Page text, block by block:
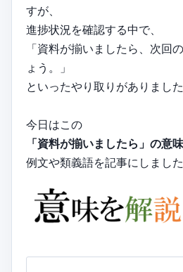
すが、
進捗状況を確認する中で、
「資料が揃いましたら、次回
ょう。」
といったやり取りがありました
今日はこの
「資料が揃いましたら」の意
例文や類義語を記事にしました